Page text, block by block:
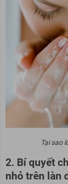
Tại sao
2. Bí quyết
nhỏ trên làn